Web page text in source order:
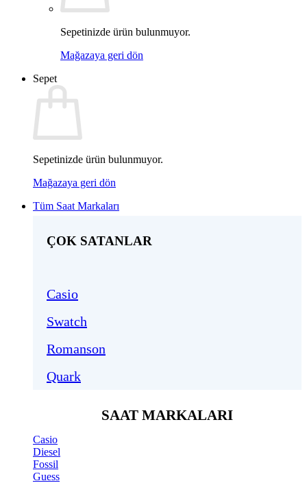
Sepetinizde ürün bulunmuyor.
Mağazaya geri dön
Sepet
Sepetinizde ürün bulunmuyor.
Mağazaya geri dön
Tüm Saat Markaları
ÇOK SATANLAR
Casio
Swatch
Romanson
Quark
SAAT MARKALARI
Casio
Diesel
Fossil
Guess